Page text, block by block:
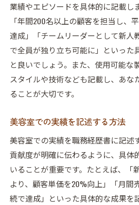
業績やエピソードを具体的に記載し
「年間200名以上の顧客を担当し、
達成」「チームリーダーとして新人
で全員が独り立ち可能に」といった
と良いでしょう。また、使用可能な
スタイルや技術なども記載し、あな
ることが大切です。
美容室での実績を記述する方法
美容室での実績を職務経歴書に記述
貢献度が明確に伝わるように、具体
いることが重要です。たとえば、「
より、顧客単価を20%向上」「月間
続で達成」といった具体的な成果を